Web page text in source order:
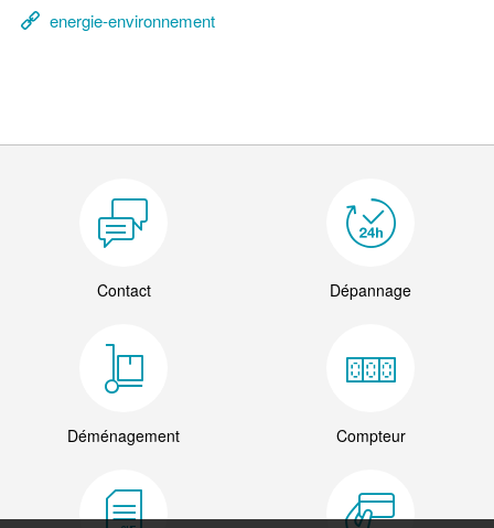
energie-environnement
Contact Dépannage
Déménagement Compteur